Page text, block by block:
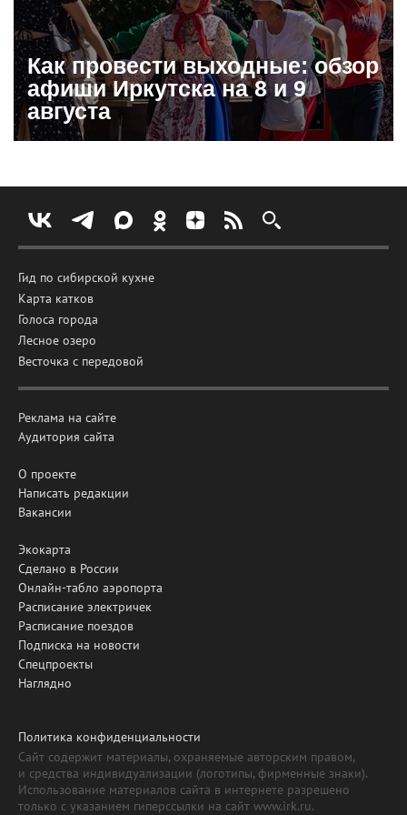
Как провести выходные: обзор
афиши Иркутска на 8 и 9
августа
Гид по сибирской кухне
Карта катков
Голоса города
Лесное озеро
Весточка с передовой
Реклама на сайте
Аудитория сайта
О проекте
Написать редакции
Вакансии
Экокарта
Сделано в России
Онлайн-табло аэропорта
Расписание электричек
Расписание поездов
Подписка на новости
Спецпроекты
Наглядно
Политика конфиденциальности
Сайт содержит материалы, охраняемые авторским правом,
и средства индивидуализации (логотипы, фирменные знаки).
Использование материалов сайта в интернете разрешено
только с указанием гиперссылки на сайт www.irk.ru.